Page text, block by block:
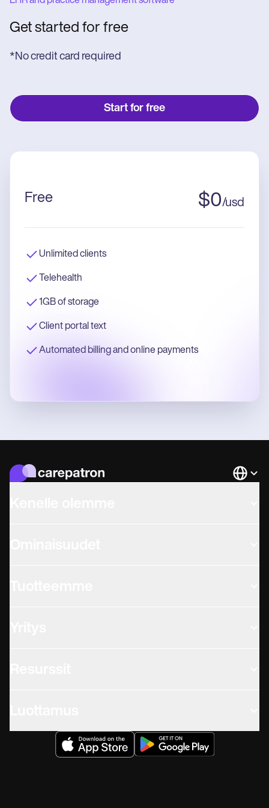
Get started for free
*No credit card required
Start for free
Free $0/usd
Unlimited clients
Telehealth
1GB of storage
Client portal text
Automated billing and online payments